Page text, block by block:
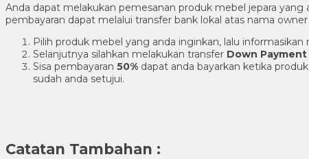
Anda dapat melakukan pemesanan produk mebel jepara yang
pembayaran dapat melalui transfer bank lokal atas nama
Pilih produk mebel yang anda inginkan, lalu
Selanjutnya silahkan melakukan transfer Down Payment
Sisa pembayaran 50% dapat anda bayarkan ketika
sudah anda setujui.
Catatan Tambahan :